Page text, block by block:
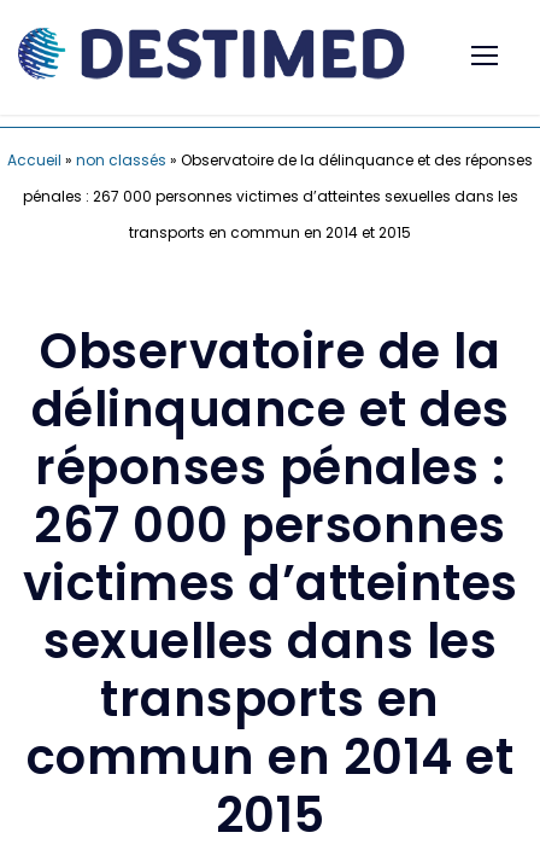
Accueil » non classés » Observatoire de la délinquance et des réponses
pénales : 267 000 personnes victimes d’atteintes sexuelles dans les
transports en commun en 2014 et 2015
Observatoire de la
délinquance et des
réponses pénales :
267 000 personnes
victimes d’atteintes
sexuelles dans les
transports en
commun en 2014 et
2015